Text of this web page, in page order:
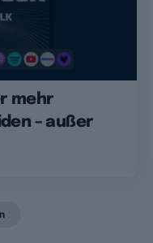
mehr
– außer